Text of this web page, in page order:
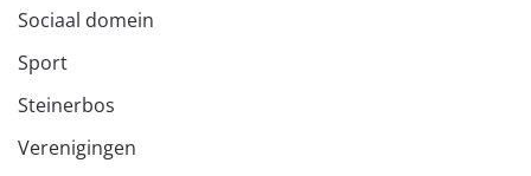
Sociaal domein
Sport
Steinerbos
Verenigingen